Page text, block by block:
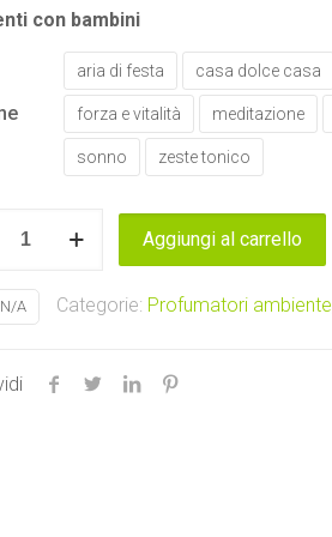
con bambini
aria di festa casa dolce casa
forza e vitalità meditazione
sonno zeste tonico
Aggiungi al carrello
N/A Categorie: Profumatori ambiente